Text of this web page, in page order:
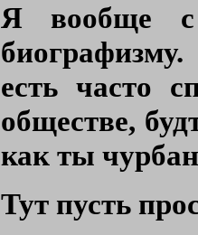
Я вообще с
есть часто
обществе,
как ты
Тут пусть